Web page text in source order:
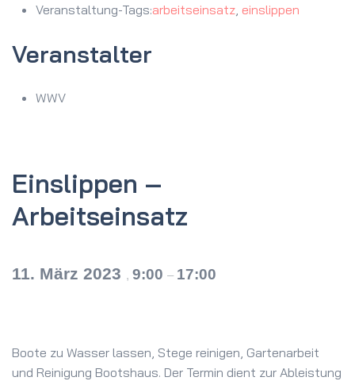
Veranstaltung-Tags:arbeitseinsatz einslippen
Veranstalter
WWV
Einslippen –
Arbeitseinsatz
11. März 2023 , 9:00 – 17:00
Boote zu Wasser lassen, Stege reinigen, Gartenarbeit
und Reinigung Bootshaus. Der Termin dient zur Ableistung